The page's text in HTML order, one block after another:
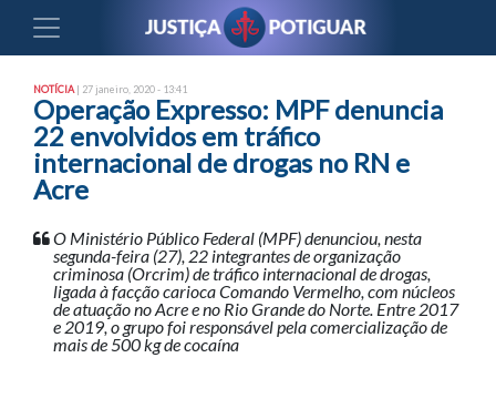
NOTÍCIA | 27 janeiro, 2020 - 13:41
Operação Expresso: MPF denuncia
22 envolvidos em tráfico
internacional de drogas no RN e
Acre
O Ministério Público Federal (MPF) denunciou, nesta
segunda-feira (27), 22 integrantes de organização
criminosa (Orcrim) de tráfico internacional de drogas,
ligada à facção carioca Comando Vermelho, com núcleos
de atuação no Acre e no Rio Grande do Norte. Entre 2017
e 2019, o grupo foi responsável pela comercialização de
mais de 500 kg de cocaína